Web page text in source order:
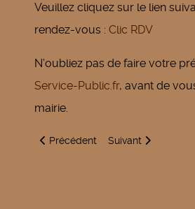
Veuillez cliquez sur le lien
rendez-vous : Clic RDV
N'oubliez pas de faire votre
Service-Public.fr, avant de
mairie.
Article précédent : Convocation
Précédent Article suivant :
Suivant